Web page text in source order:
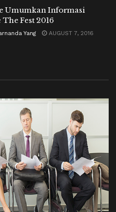
Umumkan Informasi
The Fest 2016
Yang
AUGUST 7, 2016